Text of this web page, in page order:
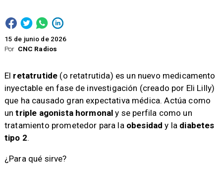
Por CNC Radios
15 de junio de 2026
El retatrutide (o retatrutida) es un nuevo medicamento
inyectable en fase de investigación (creado por Eli Lilly)
que ha causado gran expectativa médica. Actúa como
untriple agonista hormonal y se perfila como un
tratamiento prometedor para la obesidad y la diabetes
tipo 2.
¿Para qué sirve?